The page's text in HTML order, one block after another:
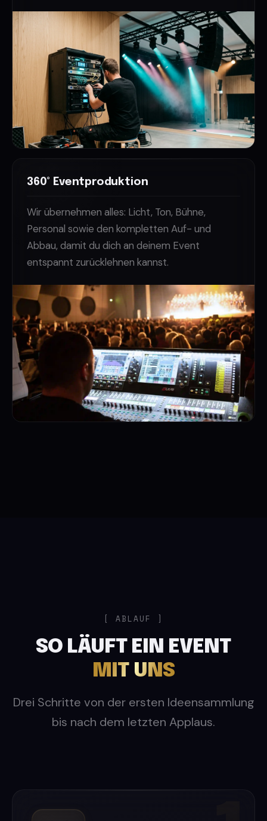
360° Eventproduktion
Wir übernehmen alles: Licht, Ton, Bühne,
Personal sowie den kompletten Auf- und
Abbau, damit du dich an deinem Event
entspannt zurücklehnen kannst.
ABLAUF
SO LÄUFT EIN EVENT
MIT UNS
Drei Schritte von der ersten Ideensammlung
bis nach dem letzten Applaus.